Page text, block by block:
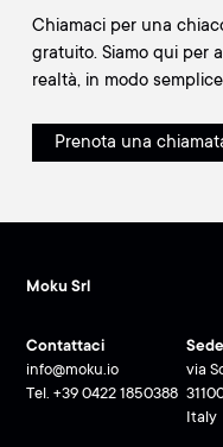
Chiamaci per una
gratuito. Siamo qui per
realtà, in modo
Prenota una
Moku Srl
Contattaci
info@moku.io
Tel.+39 0422 1850388
Sede
via
Italy